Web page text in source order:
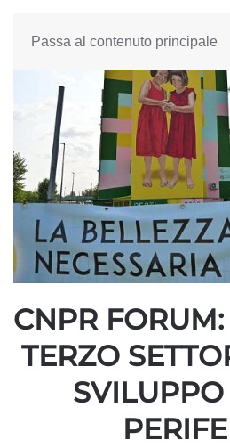
Passa al contenuto principale
CNPR
TERZO